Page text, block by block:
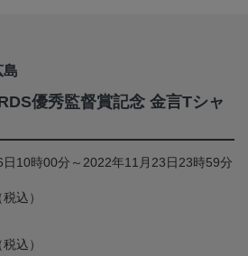
島
優秀監督賞記念 金言Tシャ
10時00分～2022年11月23日23時59分
税込）
税込）